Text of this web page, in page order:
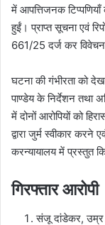
में आपत्तिजनक
हुईं। प्राप्त सूचना एवं
661/25 दर्ज कर
घटना की गंभीरता को
पाण्डेय के निर्देशन तथा
में दोनों आरोपियों को
द्वारा जुर्म स्वीकार करने
करन्यायालय में प्रस्तुत
गिरफ्तार आरोपी
संजू दांडेकर, उम्र